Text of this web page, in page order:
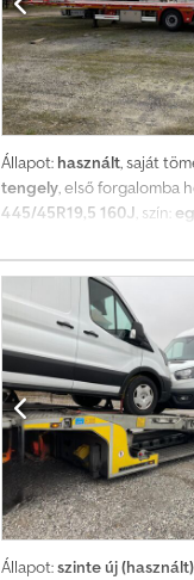
Állapot: használt, saját
tengely, első forgalomba
445/45R19,5 160J, szín:
használt, rakodási
konténerhez alkalmas.
fenntartva. Minta-képek.
Állapot:szinte új (használt)